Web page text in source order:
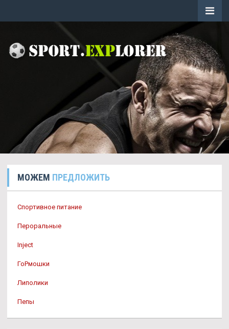
МОЖЕМ ПРЕДЛОЖИТЬ
Спортивное питание
Пероральные
Inject
ГоРмошки
Липолики
Пепы